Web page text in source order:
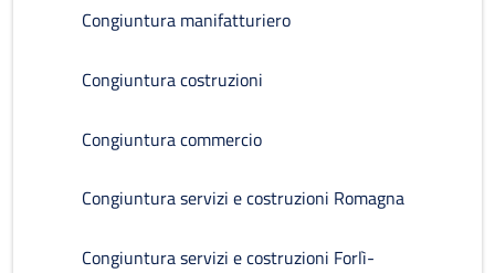
Congiuntura manifatturiero
Congiuntura costruzioni
Congiuntura commercio
Congiuntura servizi e costruzioni Romagna
Congiuntura servizi e costruzioni Forlì-